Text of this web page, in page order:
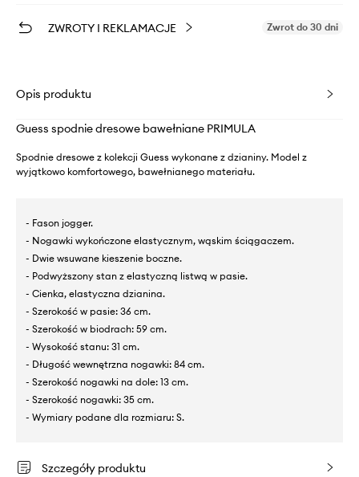
ZWROTY I REKLAMACJE Zwrot do 30 dni
Opis produktu
Guess spodnie dresowe bawełniane PRIMULA
Spodnie dresowe z kolekcji Guess wykonane z dzianiny. Model z
wyjątkowo komfortowego, bawełnianego materiału.
- Fason jogger.
- Nogawki wykończone elastycznym, wąskim ściągaczem.
- Dwie wsuwane kieszenie boczne.
- Podwyższony stan z elastyczną listwą w pasie.
- Cienka, elastyczna dzianina.
- Szerokość w pasie: 36 cm.
- Szerokość w biodrach: 59 cm.
- Wysokość stanu: 31 cm.
- Długość wewnętrzna nogawki: 84 cm.
- Szerokość nogawki na dole: 13 cm.
- Szerokość nogawki: 35 cm.
- Wymiary podane dla rozmiaru: S.
Szczegóły produktu